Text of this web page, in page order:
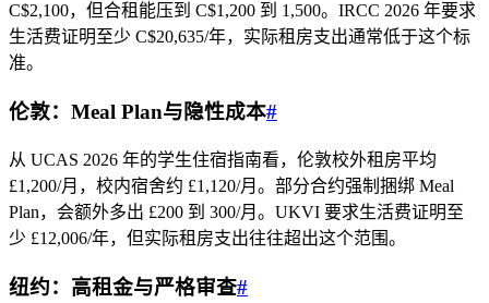
C$2,100，但合租能压到 C$1,200 到 1,500。IRCC 2026 年要求
生活费证明至少 C$20,635/年，实际租房支出通常低于这个标
准。
伦敦：Meal Plan与隐性成本#
从 UCAS 2026 年的学生住宿指南看，伦敦校外租房平均
£1,200/月，校内宿舍约 £1,120/月。部分合约强制捆绑 Meal
Plan，会额外多出 £200 到 300/月。UKVI 要求生活费证明至
少 £12,006/年，但实际租房支出往往超出这个范围。
纽约：高租金与严格审查#